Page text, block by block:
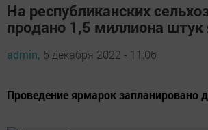
На республиканских
продано 1,5 миллиона штук
admin, 5 декабря 2022 - 11:06
Проведение ярмарок запланировано